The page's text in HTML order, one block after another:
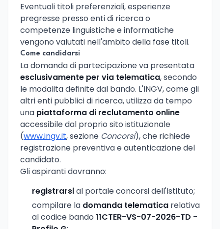
Eventuali titoli preferenziali, esperienze
pregresse presso enti di ricerca o
competenze linguistiche e informatiche
vengono valutati nell'ambito della fase titoli.
Come candidarsi
La domanda di partecipazione va presentata
esclusivamente per via telematica, secondo
le modalita definite dal bando. L'INGV, come gli
altri enti pubblici di ricerca, utilizza da tempo
una piattaforma di reclutamento online
accessibile dal proprio sito istituzionale
(www.ingv.it, sezione Concorsi), che richiede
registrazione preventiva e autenticazione del
candidato.
Gli aspiranti dovranno:
registrarsial portale concorsi dell'Istituto;
compilare la domanda telematica relativa
al codice bando 11CTER-VS-07-2026-TD -